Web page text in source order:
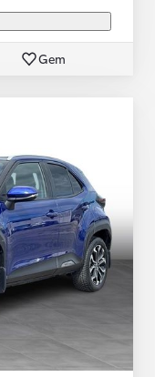
Gem